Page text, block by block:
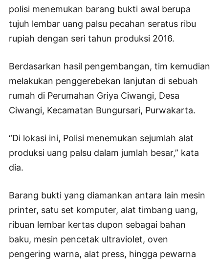
polisi menemukan barang bukti awal berupa
tujuh lembar uang palsu pecahan seratus ribu
rupiah dengan seri tahun produksi 2016.
Berdasarkan hasil pengembangan, tim kemudian
melakukan penggerebekan lanjutan di sebuah
rumah di Perumahan Griya Ciwangi, Desa
Ciwangi, Kecamatan Bungursari, Purwakarta.
“Di lokasi ini, Polisi menemukan sejumlah alat
produksi uang palsu dalam jumlah besar,” kata
dia.
Barang bukti yang diamankan antara lain mesin
printer, satu set komputer, alat timbang uang,
ribuan lembar kertas dupon sebagai bahan
baku, mesin pencetak ultraviolet, oven
pengering warna, alat press, hingga pewarna